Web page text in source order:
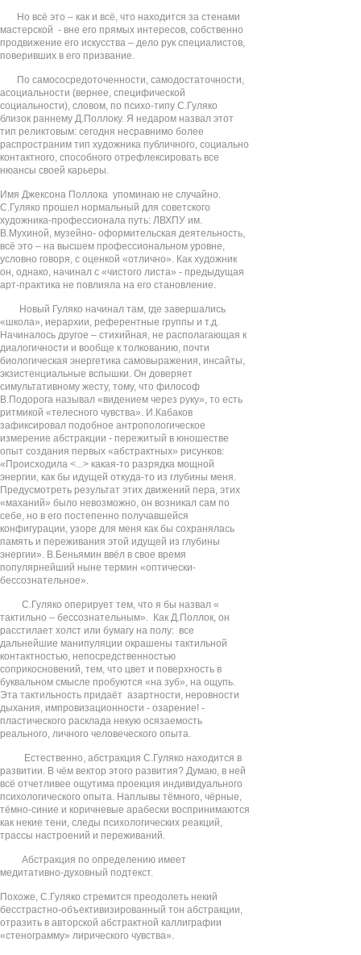
Но всё это – как и всё, что находится за стенами
мастерской - вне его прямых интересов, собственно
продвижение его искусства – дело рук специалистов,
поверивших в его призвание.
По самососредоточенности, самодостаточности,
асоциальности (вернее, специфической
социальности), словом, по психо-типу С.Гуляко
близок раннему Д.Поллоку. Я недаром назвал этот
тип реликтовым: сегодня несравнимо более
распространим тип художника публичного, социально
контактного, способного отрефлексировать все
нюансы своей карьеры.
Имя Джексона Поллока упоминаю не случайно.
С.Гуляко прошел нормальный для советского
художника-профессионала путь: ЛВХПУ им.
В.Мухиной, музейно- оформительская деятельность,
всё это – на высшем профессиональном уровне,
условно говоря, с оценкой «отлично». Как художник
он, однако, начинал с «чистого листа» - предыдущая
арт-практика не повлияла на его становление.
Новый Гуляко начинал там, где завершались
«школа», иерархии, референтные группы и т.д.
Начиналось другое – стихийная, не располагающая к
диалогичности и вообще к толкованию, почти
биологическая энергетика самовыражения, инсайты,
экзистенциальные вспышки. Он доверяет
симультативному жесту, тому, что философ
В.Подорога называл «видением через руку», то есть
ритмикой «телесного чувства». И.Кабаков
зафиксировал подобное антропологическое
измерение абстракции - пережитый в юношестве
опыт создания первых «абстрактных» рисунков:
«Происходила <...> какая-то разрядка мощной
энергии, как бы идущей откуда-то из глубины меня.
Предусмотреть результат этих движений пера, этих
«маханий» было невозможно, он возникал сам по
себе, но в его постепенно получавшейся
конфигурации, узоре для меня как бы сохранялась
память и переживания этой идущей из глубины
энергии». В.Беньямин ввёл в свое время
популярнейший ныне термин «оптически-
бессознательное».
С.Гуляко оперирует тем, что я бы назвал «
тактильно – бессознательным». Как Д.Поллок, он
расстилает холст или бумагу на полу: все
дальнейшие манипуляции окрашены тактильной
контактностью, непосредственностью
соприкосновений, тем, что цвет и поверхность в
буквальном смысле пробуются «на зуб», на ощупь.
Эта тактильность придаёт азартности, неровности
дыхания, импровизационности - озарение! -
пластического расклада некую осязаемость
реального, личного человеческого опыта.
Естественно, абстракция С.Гуляко находится в
развитии. В чём вектор этого развития? Думаю, в ней
всё отчетливее ощутима проекция индивидуального
психологического опыта. Наплывы тёмного, чёрные,
тёмно-синие и коричневые арабески воспринимаются
как некие тени, следы психологических реакций,
трассы настроений и переживаний.
Абстракция по определению имеет
медитативно-духовный подтекст.
Похоже, С.Гуляко стремится преодолеть некий
бесстрастно-объективизированный тон абстракции,
отразить в авторской абстрактной каллиграфии
«стенограмму» лирического чувства».